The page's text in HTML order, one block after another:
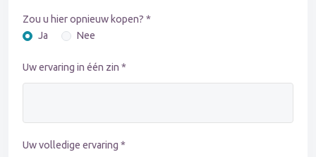
Zou u hier opnieuw kopen? *
Ja
Nee
Uw ervaring in één zin *
Uw volledige ervaring *